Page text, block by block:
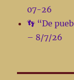
07-26
👣 “De
– 8/7/26